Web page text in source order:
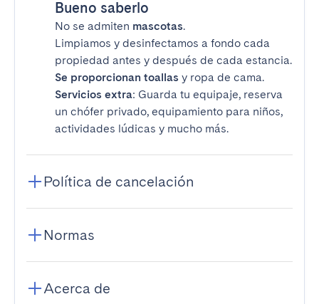
Bueno saberlo
No se admiten mascotas.
Limpiamos y desinfectamos a fondo cada
propiedad antes y después de cada estancia.
Se proporcionan toallas y ropa de cama.
Servicios extra: Guarda tu equipaje, reserva
un chófer privado, equipamiento para niños,
actividades lúdicas y mucho más.
Política de cancelación
Normas
Acerca de